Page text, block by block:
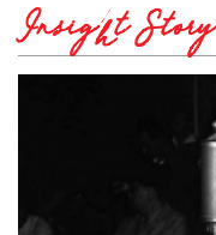
Insight Story